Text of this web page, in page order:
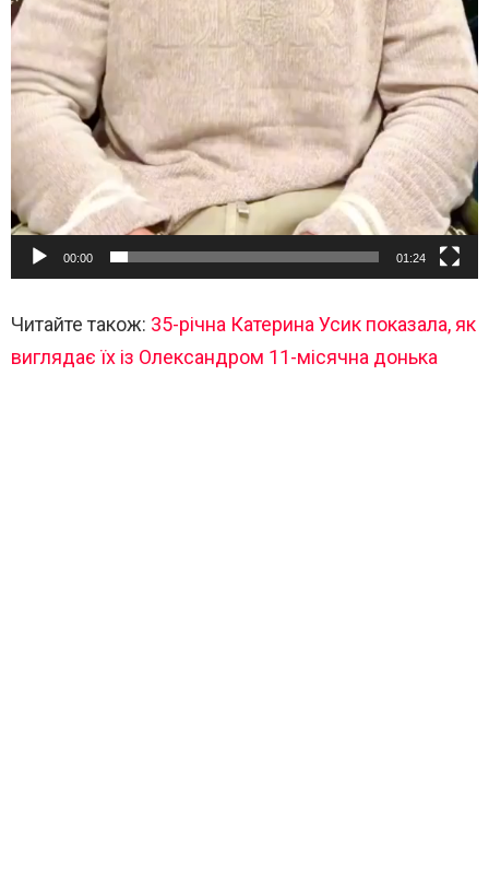
00:00 01:24
Читайте також: 35-річна Катерина Усик показала, як
виглядає їх із Олександром 11-місячна донька